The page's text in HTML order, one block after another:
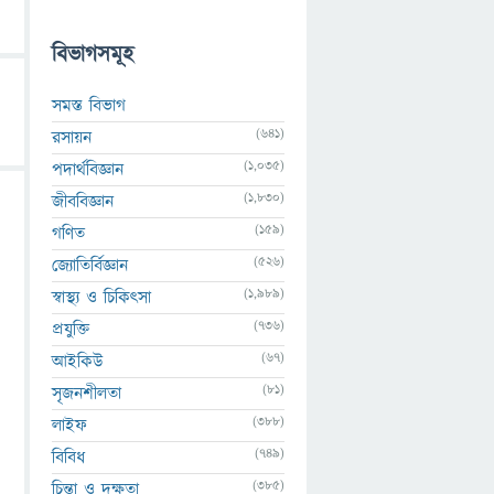
বিভাগসমূহ
সমস্ত বিভাগ
রসায়ন
(641)
পদার্থবিজ্ঞান (1,035)
জীববিজ্ঞান (1,830)
গণিত (159)
জ্যোতির্বিজ্ঞান (526)
স্বাস্থ্য ও চিকিৎসা (1,989)
প্রযুক্তি (736)
আইকিউ (67)
সৃজনশীলতা (81)
লাইফ (388)
বিবিধ (749)
চিন্তা ও দক্ষতা (385)